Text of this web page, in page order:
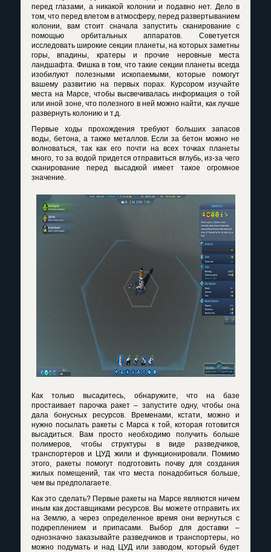
перед глазами, а никакой колонии и подавно нет. Дело в
том, что перед влетом в атмосферу, перед развертыванием
колонии, вам стоит сначала запустить сканирование с
помощью орбитальных аппаратов. Советуется
исследовать широкие секции планеты, на которых заметны
горы, впадины, кратеры и прочие неровные места
ландшафта. Фишка в том, что такие секции планеты всегда
изобилуют полезными ископаемыми, которые помогут
вашему развитию на первых порах. Курсором изучайте
места на Марсе, чтобы высвечивалась информация о той
или иной зоне, что полезного в ней можно найти, как лучше
развернуть колонию и т.д.
Первые ходы прохождения требуют больших запасов
воды, бетона, а также металлов. Если за бетон можно не
волноваться, так как его почти на всех точках планеты
много, то за водой придется отправиться вглубь, из-за чего
сканирование перед высадкой имеет такое огромное
значение.
Как только высадитесь, обнаружите, что на базе
простаивает парочка ракет – запустите одну, чтобы она
дала бонусных ресурсов. Временами, кстати, можно и
нужно посылать ракеты с Марса к той, которая готовится
высадиться. Вам просто необходимо получить больше
полимеров, чтобы структуры в виде разведчиков,
транспортеров и ЦУД жили и функционировали. Помимо
этого, ракеты помогут подготовить почву для создания
жилых помещений, так что места понадобиться больше,
чем вы предполагаете.
Как это сделать? Первые ракеты на Марсе являются ничем
иным как доставщиками ресурсов. Вы можете отправить их
на Землю, а через определенное время они вернуться с
подкреплением и припасами. Выбор для доставки –
однозначно заказывайте разведчиков и транспортеры, но
можно подумать и над ЦУД или заводом, который будет